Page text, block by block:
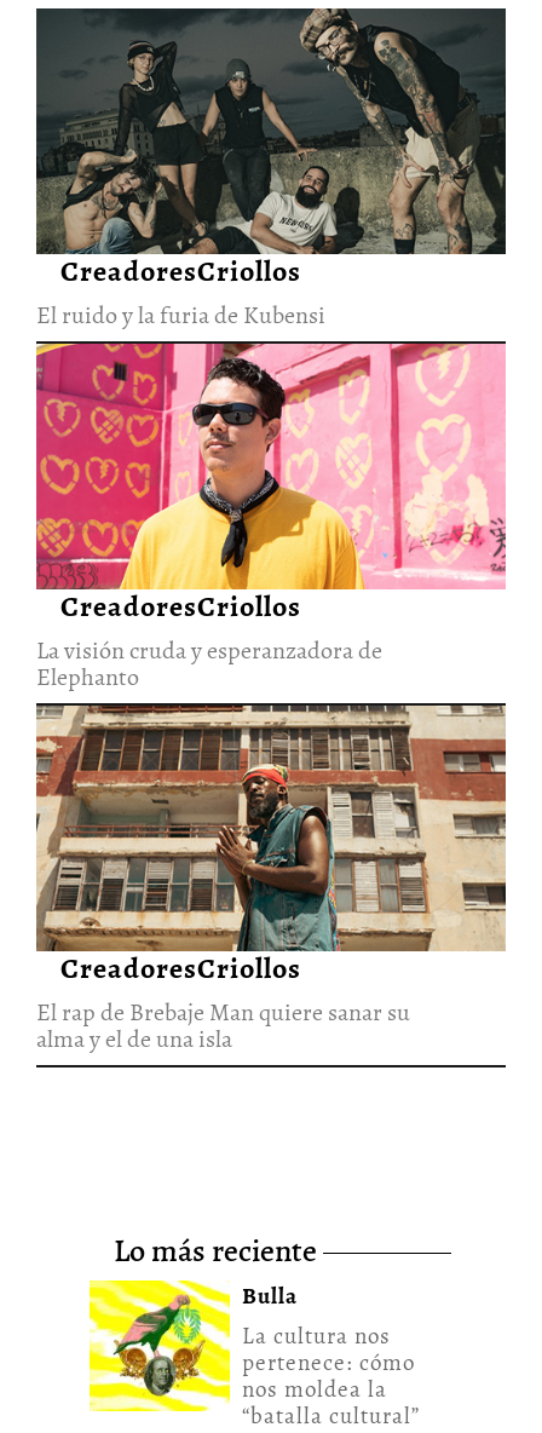
El ruido y la furia de Kubensi
28/Jun/2026
CreadoresCriollos
El ruido y la furia de Kubensi
La visión cruda y
esperanzadora de Elephanto
28/Jun/2026
CreadoresCriollos
La visión cruda y esperanzadora de
Elephanto
El rap de Brebaje Man quiere
sanar su alma y el de una isla
27/Jun/2026
CreadoresCriollos
El rap de Brebaje Man quiere sanar su
alma y el de una isla
lo más reciente
Bulla
La cultura nos
pertenece: cómo
nos moldea la
“batalla cultural”